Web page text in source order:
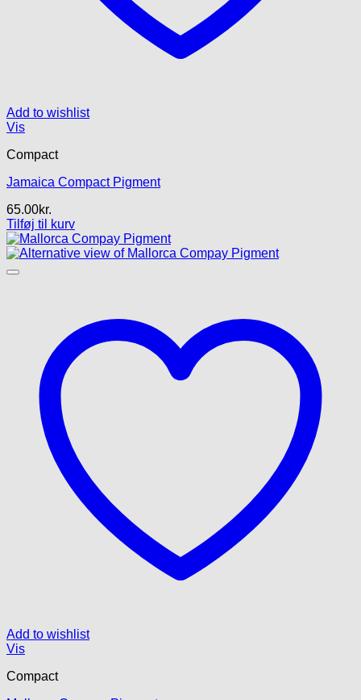
Add to wishlist
Vis
Compact
Jamaica Compact Pigment
65.00kr.
Tilføj til kurv
Add to wishlist
Vis
Compact